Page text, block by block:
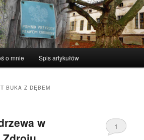
o mnie Spis artykułów
BUKA Z DĘBEM
w
1